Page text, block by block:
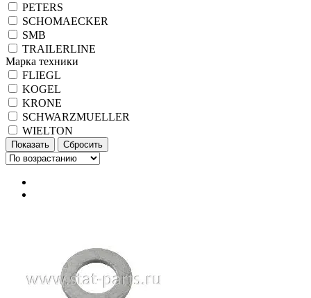
PETERS
SCHOMAECKER
SMB
TRAILERLINE
Марка техники
FLIEGL
KOGEL
KRONE
SCHWARZMUELLER
WIELTON